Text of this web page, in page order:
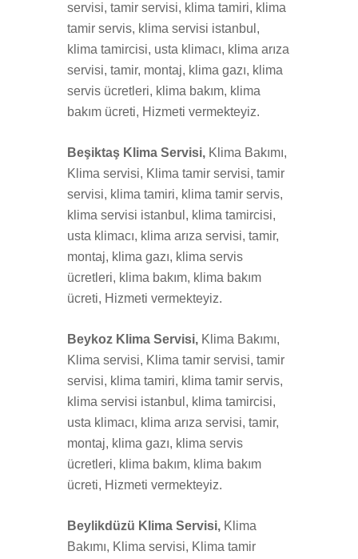
servisi, tamir servisi, klima tamiri, klima
tamir servis, klima servisi istanbul,
klima tamircisi, usta klimacı, klima arıza
servisi, tamir, montaj, klima gazı, klima
servis ücretleri, klima bakım, klima
bakım ücreti, Hizmeti vermekteyiz.
Beşiktaş Klima Servisi, Klima Bakımı,
Klima servisi, Klima tamir servisi, tamir
servisi, klima tamiri, klima tamir servis,
klima servisi istanbul, klima tamircisi,
usta klimacı, klima arıza servisi, tamir,
montaj, klima gazı, klima servis
ücretleri, klima bakım, klima bakım
ücreti, Hizmeti vermekteyiz.
Beykoz Klima Servisi, Klima Bakımı,
Klima servisi, Klima tamir servisi, tamir
servisi, klima tamiri, klima tamir servis,
klima servisi istanbul, klima tamircisi,
usta klimacı, klima arıza servisi, tamir,
montaj, klima gazı, klima servis
ücretleri, klima bakım, klima bakım
ücreti, Hizmeti vermekteyiz.
Beylikdüzü Klima Servisi, Klima
Bakımı, Klima servisi, Klima tamir